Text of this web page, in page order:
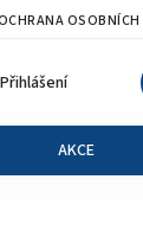
Přihlášení
AKCE